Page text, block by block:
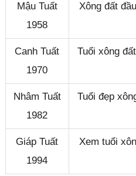
Mậu Tuất
1958
Xông đất
Canh Tuất
1970
Tuổi xông
Nhâm Tuất
1982
Tuổi đẹp
Giáp Tuất
1994
Xem tuổi